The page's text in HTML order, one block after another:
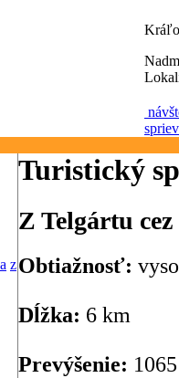
z
Turistický
Z Telgártu
Obtiažnosť:
Dĺžka: 6 km
Prevýšenie: